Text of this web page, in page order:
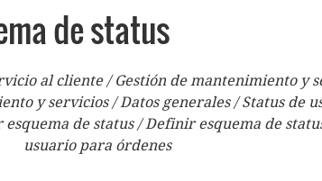
de status
al cliente / Gestión de mantenimiento y
y servicios / Datos generales / Status de
de status / Definir esquema de
usuario para órdenes